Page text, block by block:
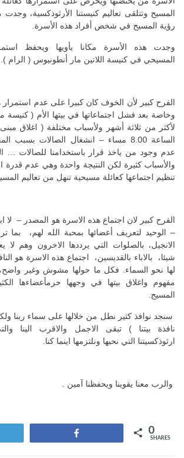
المسيح وتتلقى تعاليم كنيستنا الأرثوذكسية، وجدت
رؤية المسيح في شخص أفراد هذه الأسرة.
وجدت هذه الأسرة مكانا يأويها ويحفظ
المسيحي في كنيسة اللاتين مار أنطونيوس ( الرام ).
الفرح كبير لأن الخوف كان كبيرا على عدم استمرار
وخاصة بعد فشل اجتماعاتها في بيتها الأم ( كنيسة
لأكثر من ثلاثة أشهر ولأسباب مختلفة ( اغلاق
الساعة 8.00 مساء – انشغال الصالات
عدم وجود من ياخذ قرار باستخدامنا للصالات …
والأسباب كثيرة لكن النتيجة واحدة وهي عدم قدرة
تنظيم اجتماعها كعائلة مسيحية تنهل من تعاليم
الفرح كبير لان اجتماع هذه الاسرة هو المصدر – لا
– الوحيد لتعريف أعضائها بمحبة الله لهم، بما
الانجيل، بالصلوات التي يرددها الاخرون وهم لا
شيئا، بالاباء بالقديسين، اجتماع هذه الاسرة هو
لها نحو السماء. فكل ما حولها مشوش وغير واضح،
مفهوم واغلاق بيتها في وجهها حرمأعضاءها
المسيح.
سنجد نوافذ كثير نطل من خلالها على سماء ربنا
نافذة بيتنا ) تبقى الاجمل والاقرب الينا
ارثوذكسيتنا التي نحبها ونلتزمها اينما كنا.
والرب معنا يقوينا ويحفظنا آمين .
0
SHARES